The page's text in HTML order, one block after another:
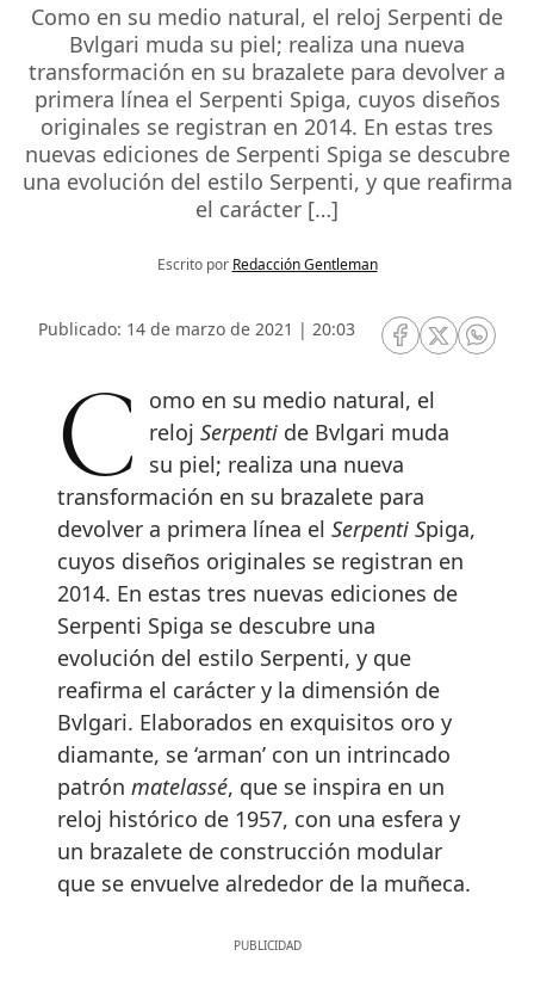
Como en su medio natural, el reloj Serpenti de
Bvlgari muda su piel; realiza una nueva
transformación en su brazalete para devolver a
primera línea el Serpenti Spiga, cuyos diseños
originales se registran en 2014. En estas tres
nuevas ediciones de Serpenti Spiga se descubre
una evolución del estilo Serpenti, y que reafirma
el carácter […]
Escrito por Redacción Gentleman
Publicado: 14 de marzo de 2021 | 20:03
RRSS Facebook
RRSSRRSS
Como en su medio natural, el relojSerpenti de Bvlgari muda
su piel; realiza una nueva
transformación en su brazalete para
devolver a primera línea el Serpenti Spiga,
cuyos diseños originales se registran en
2014. En estas tres nuevas ediciones de
Serpenti Spiga se descubre una
evolución del estilo Serpenti, y que
reafirma el carácter y la dimensión de
Bvlgari. Elaborados en exquisitos oro y
diamante, se ‘arman’ con un intrincado
patrón matelassé, que se inspira en un
reloj histórico de 1957, con una esfera y
un brazalete de construcción modular
que se envuelve alrededor de la muñeca.